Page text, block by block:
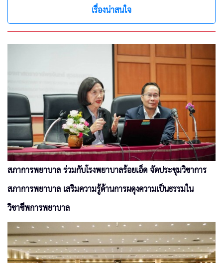
เรื่องน่าสนใจ
สภาการพยาบาล ร่วมกับโรงพยาบาลร้อยเอ็ด จัดประชุมวิชาการ
สภาการพยาบาล เสริมความรู้ด้านการผดุงความเป็นธรรมใน
วิชาชีพการพยาบาล